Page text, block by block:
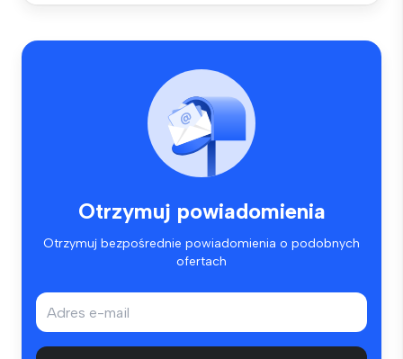
Otrzymuj powiadomienia
Otrzymuj bezpośrednie powiadomienia o podobnych
ofertach